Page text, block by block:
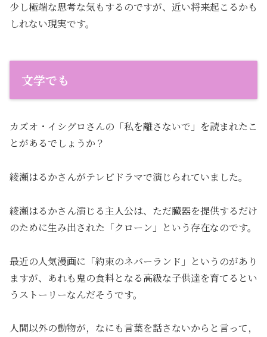
少し極端な思考な気もするのですが、近い将来起こるかも
しれない現実です。
文学でも
カズオ・イシグロさんの「私を離さないで」を読まれたこ
とがあるでしょうか？
綾瀬はるかさんがテレビドラマで演じられていました。
綾瀬はるかさん演じる主人公は、ただ臓器を提供するだけ
のために生み出された「クローン」という存在なのです。
最近の人気漫画に「約束のネバーランド」というのがあり
ますが、あれも鬼の食料となる高級な子供達を育てるとい
うストーリーなんだそうです。
人間以外の動物が，なにも言葉を話さないからと言って，